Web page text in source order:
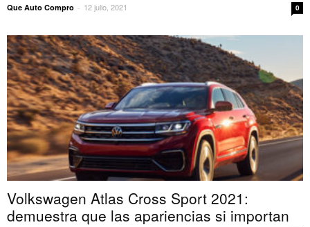
Que Auto Compro - 12 julio, 2021 0
Volkswagen Atlas Cross Sport 2021:
demuestra que las apariencias si importan